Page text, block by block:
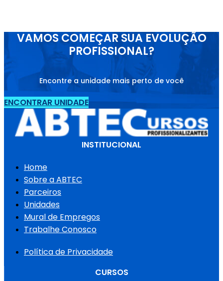
VAMOS COMEÇAR SUA EVOLUÇÃO
PROFISSIONAL?
Encontre a unidade mais perto de você
ENCONTRAR UNIDADE
INSTITUCIONAL
Home
Sobre a ABTEC
Parceiros
Unidades
Mural de Empregos
Trabalhe Conosco
Política de Privacidade
CURSOS